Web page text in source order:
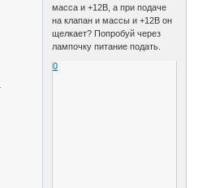
масса и +12В, а при подаче
на клапан и массы и +12В он
щелкает? Попробуй через
лампочку питание подать.
0